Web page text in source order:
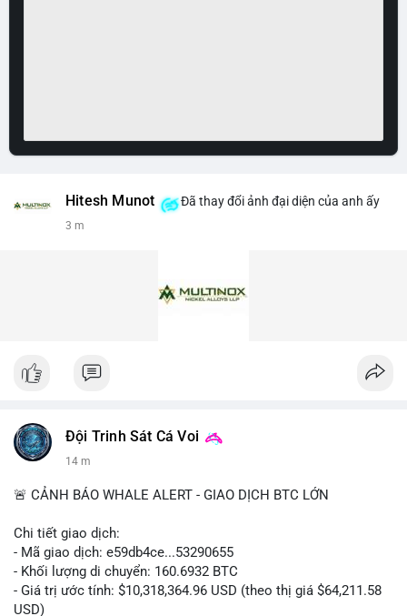
Hitesh Munot Đã thay đổi ảnh đại diện của anh ấy
3 m
Đội Trinh Sát Cá Voi
14 m
🚨 CẢNH BÁO WHALE ALERT - GIAO DỊCH BTC LỚN
Chi tiết giao dịch:
- Mã giao dịch: e59db4ce...53290655
- Khối lượng di chuyển: 160.6932 BTC
- Giá trị ước tính: $10,318,364.96 USD (theo thị giá $64,211.58
USD)